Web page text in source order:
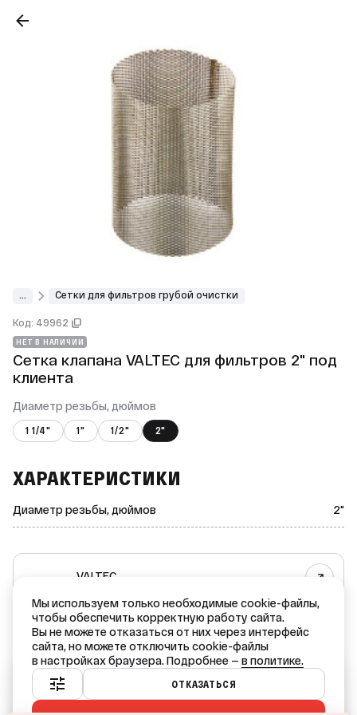
Сетки для фильтров грубой очистки
Код: 49962
НЕТ В НАЛИЧИИ
Сетка клапана VALTEC для фильтров 2" под
клиента
Диаметр резьбы, дюймов
1 1/4" 1" 1/2" 2"
ХАРАКТЕРИСТИКИ
Диаметр резьбы, дюймов 2"
VALTEC
ИТАЛИЯ — родина бренда
КИТАЙ — страна производства
Ваш город — Краснодар?
Мы используем только необходимые cookie-файлы,
чтобы обеспечить корректную работу сайта.
Вы не можете отказаться от них через интерфейс
сайта, но можете отключить cookie-файлы
в настройках браузера. Подробнее — в политике.
ОТКАЗАТЬСЯ